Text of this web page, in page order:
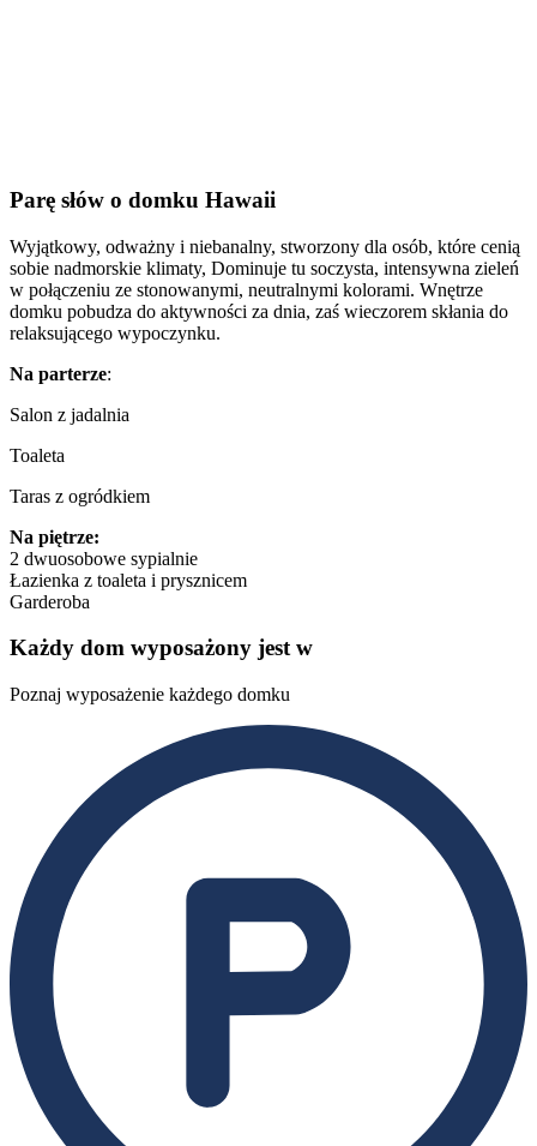
Parę słów o domku Hawaii
Wyjątkowy, odważny i niebanalny, stworzony dla osób, które cenią
sobie nadmorskie klimaty, Dominuje tu soczysta, intensywna zieleń
w połączeniu ze stonowanymi, neutralnymi kolorami. Wnętrze
domku pobudza do aktywności za dnia, zaś wieczorem skłania do
relaksującego wypoczynku.
Na parterze:
Salon z jadalnia
Toaleta
Taras z ogródkiem
Na piętrze:
2 dwuosobowe sypialnie
Łazienka z toaleta i prysznicem
Garderoba
Każdy dom wyposażony jest w
Poznaj wyposażenie każdego domku